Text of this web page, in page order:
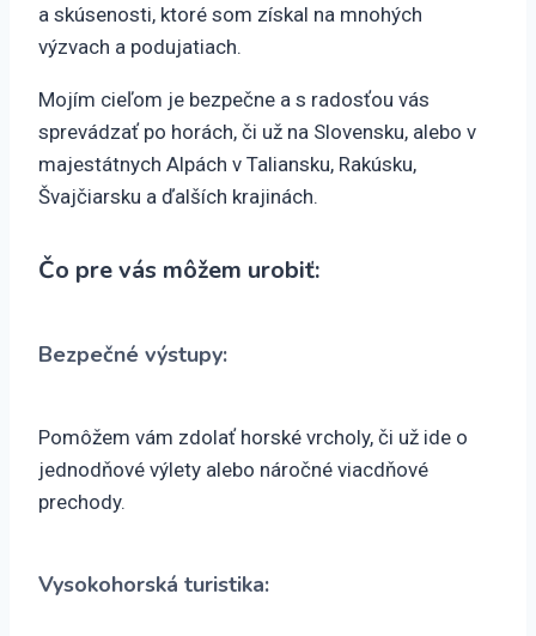
a skúsenosti, ktoré som získal na mnohých
výzvach a podujatiach.
Mojím cieľom je bezpečne a s radosťou vás
sprevádzať po horách, či už na Slovensku, alebo v
majestátnych Alpách v Taliansku, Rakúsku,
Švajčiarsku a ďalších krajinách.
Čo pre vás môžem urobiť:
Bezpečné výstupy:
Pomôžem vám zdolať horské vrcholy, či už ide o
jednodňové výlety alebo náročné viacdňové
prechody.
Vysokohorská turistika: